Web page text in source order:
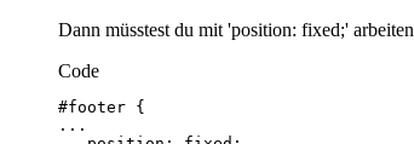
Dann müsstest du mit 'position: fixed;' arbeiten
Code